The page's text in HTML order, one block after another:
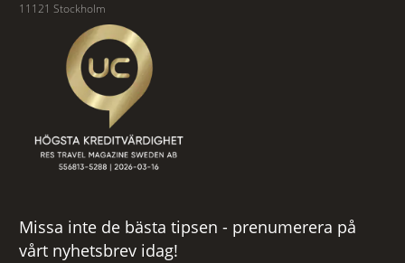
11121 Stockholm
Missa inte de bästa tipsen - prenumerera på
vårt nyhetsbrev idag!